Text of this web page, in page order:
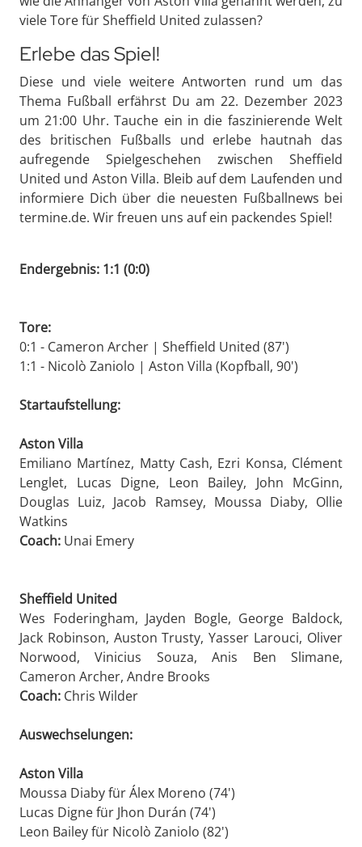
viele Tore für Sheffield United zulassen?
Erlebe das Spiel!
Diese und viele weitere Antworten rund um das
Thema Fußball erfährst Du am 22. Dezember 2023
um 21:00 Uhr. Tauche ein in die faszinierende Welt
des britischen Fußballs und erlebe hautnah das
aufregende Spielgeschehen zwischen Sheffield
United und Aston Villa. Bleib auf dem Laufenden und
informiere Dich über die neuesten Fußballnews bei
termine.de. Wir freuen uns auf ein packendes Spiel!
Endergebnis: 1:1 (0:0)
Tore:
0:1 - Cameron Archer | Sheffield United (87')
1:1 - Nicolò Zaniolo | Aston Villa (Kopfball, 90')
Startaufstellung:
Aston Villa
Emiliano Martínez, Matty Cash, Ezri Konsa, Clément
Lenglet, Lucas Digne, Leon Bailey, John McGinn,
Douglas Luiz, Jacob Ramsey, Moussa Diaby, Ollie
Watkins
Coach: Unai Emery
Sheffield United
Wes Foderingham, Jayden Bogle, George Baldock,
Jack Robinson, Auston Trusty, Yasser Larouci, Oliver
Norwood, Vinicius Souza, Anis Ben Slimane,
Cameron Archer, Andre Brooks
Coach: Chris Wilder
Auswechselungen:
Aston Villa
Moussa Diaby für Álex Moreno (74')
Lucas Digne für Jhon Durán (74')
Leon Bailey für Nicolò Zaniolo (82')